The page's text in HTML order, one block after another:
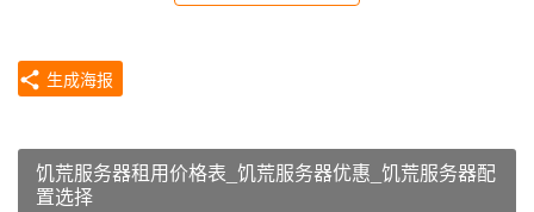
生成海报
饥荒服务器租用价格表_饥荒服务器优惠_饥荒服务器配
置选择